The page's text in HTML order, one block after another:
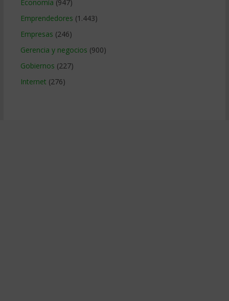
Economía (947)
Emprendedores (1.443)
Empresas (246)
Gerencia y negocios (900)
Gobiernos (227)
Internet (276)